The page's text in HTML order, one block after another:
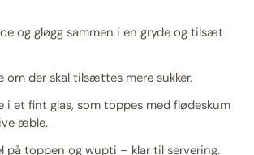
og gløgg sammen i en gryde og tilsæt
om der skal tilsættes mere sukker.
i et fint glas, som toppes med flødeskum
æble.
på toppen og wupti – klar til servering.